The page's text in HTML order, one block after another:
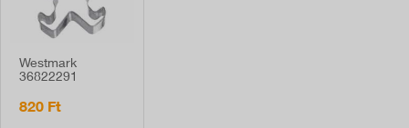
Westmark
36822291
törpe formájú, 8
820 Ft